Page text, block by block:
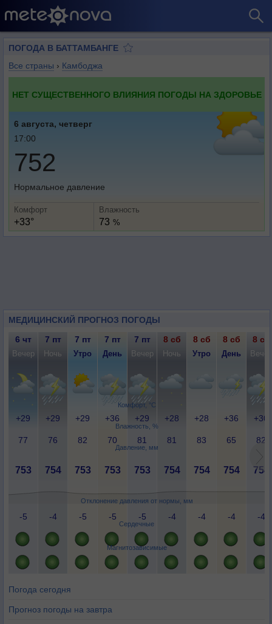
ПОГОДА В БАТТАМБАНГЕ
Все страны › Камбоджа
НЕТ СУЩЕСТВЕННОГО ВЛИЯНИЯ ПОГОДЫ НА ЗДОРОВЬЕ
6 августа, четверг
17:00
752
Нормальное давление
Комфорт
+33°
Влажность
73 %
МЕДИЦИНСКИЙ ПРОГНОЗ ПОГОДЫ
Комфорт, °C
Влажность, %
Давление, мм
Отклонение давления от нормы, мм
Сердечные
Магнитозависимые
6 чт 7 пт 7 пт 7 пт 7 пт 8 сб 8 сб 8 сб 8 сб
Вечер Ночь Утро День Вечер Ночь Утро День Вечер
+29 +29 +29 +36 +29 +28 +28 +36 +30
77 76 82 70 81 81 83 65 82
753 754 753 753 753 754 754 754 754
-5 -4 -5 -5 -5 -4 -4 -4 -4
Погода сегодня
Прогноз погоды на завтра